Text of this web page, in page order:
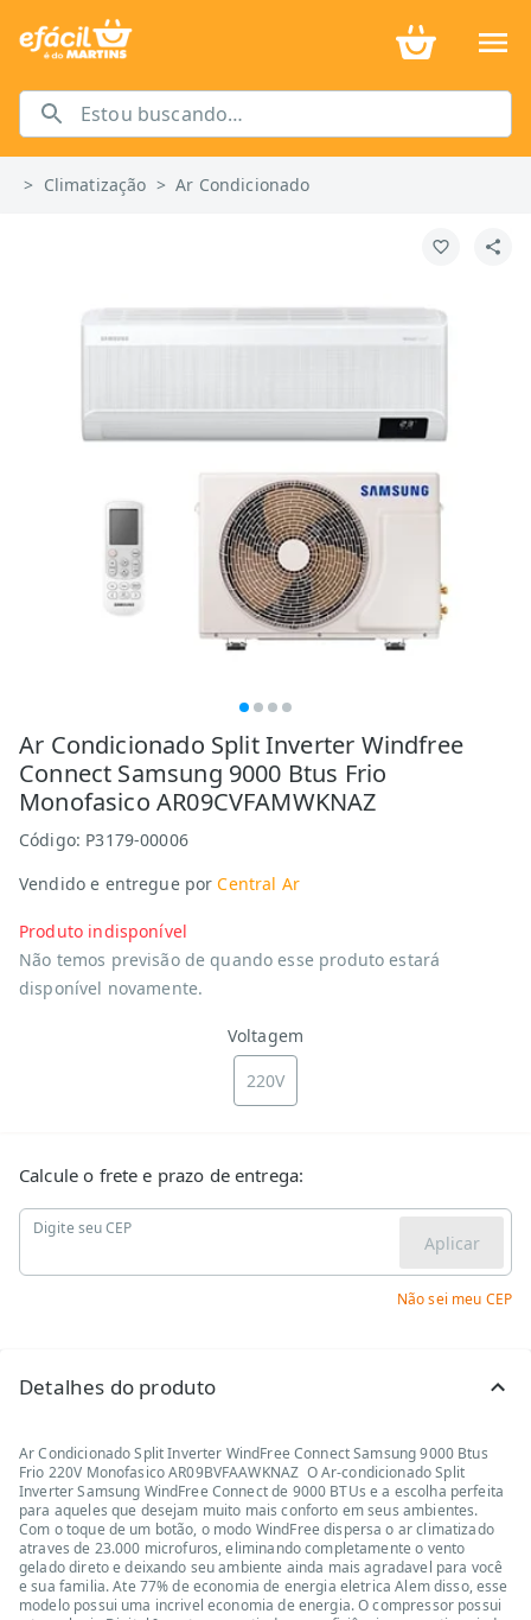
> Climatização >Ar Condicionado
Ar Condicionado Split Inverter Windfree
Connect Samsung 9000 Btus Frio
Monofasico AR09CVFAMWKNAZ
Código: P3179-00006
Vendido e entregue por Central Ar
Produto indisponível
Não temos previsão de quando esse produto estará
disponível novamente.
Voltagem
220V
Calcule o frete e prazo de entrega:
Digite seu CEP
Aplicar
Não sei meu CEP
Detalhes do produto
Ar Condicionado Split Inverter WindFree Connect Samsung 9000 Btus
Frio 220V Monofasico AR09BVFAAWKNAZ O Ar-condicionado Split
Inverter Samsung WindFree Connect de 9000 BTUs e a escolha perfeita
para aqueles que desejam muito mais conforto em seus ambientes.
Com o toque de um botão, o modo WindFree dispersa o ar climatizado
atraves de 23.000 microfuros, eliminando completamente o vento
gelado direto e deixando seu ambiente ainda mais agradavel para você
e sua familia. Ate 77% de economia de energia eletrica Alem disso, esse
modelo possui uma incrivel economia de energia. O compressor possui